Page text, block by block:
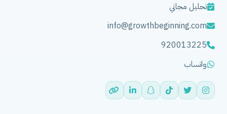
تحليل مجاني
info@growthbeginning.com
920013225
واتساب